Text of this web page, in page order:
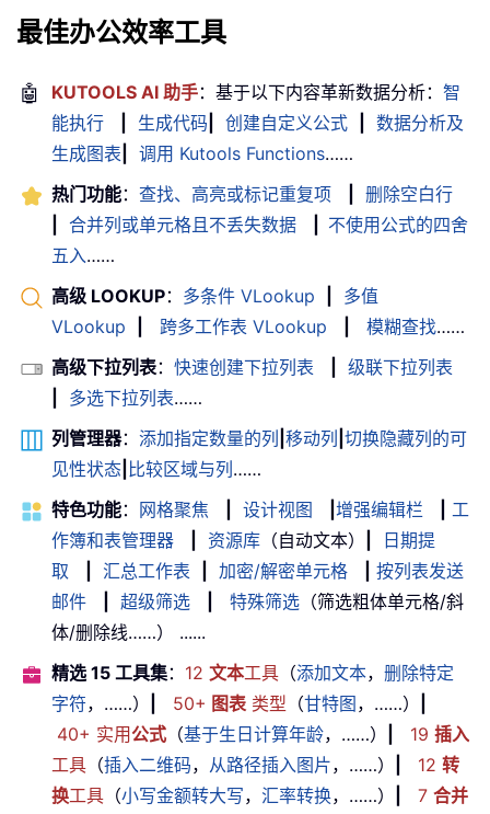
最佳办公效率工具
🤖 KUTOOLS AI 助手：基于以下内容革新数据分析： 智
能执行
生成代码 创建自定义公式
数据分析及
生成图表
调用 Kutools Functions……
热门功能： 查找、高亮或标记重复项
删除空白行
合并列或单元格且不丢失数据
不使用公式的四舍
五入……
高级 LOOKUP： 多条件 VLookup
多值
VLookup
跨多工作表 VLookup 模糊查找……
高级下拉列表： 快速创建下拉列表
级联下拉列表
多选下拉列表……
列管理器： 添加指定数量的列 移动列 切换隐藏列的可
见性状态 比较区域与列 ……
特色功能： 网格聚焦 设计视图 增强编辑栏
工
作簿和表管理器
资源库 （自动文本）
日期提
取
汇总工作表 加密/解密单元格
按列表发送
邮件
超级筛选 特殊筛选 （筛选粗体单元格/斜
体/删除线……） ......
精选 15 工具集： 12 文本工具 （添加文本， 删除特定
字符，……） 50+ 图表类型 （甘特图 ，……）
40+ 实用公式 （基于生日计算年龄，……） 19 插入
工具 （插入二维码， 从路径插入图片，……） 12 转
换工具 （小写金额转大写， 汇率转换，……） 7 合并